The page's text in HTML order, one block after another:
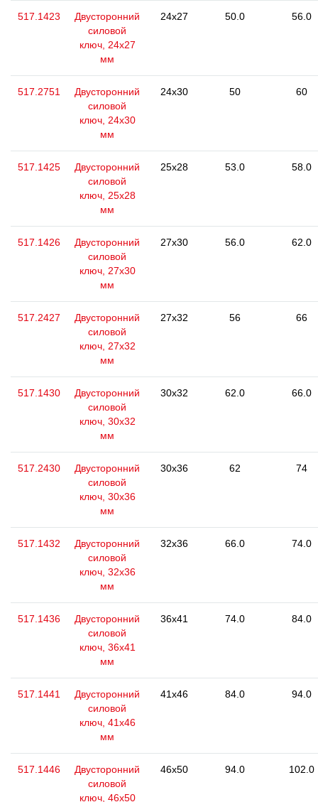
517.1423
Двусторонний
силовой
ключ, 24x27
мм
24x27 50.0 56.0
517.2751
Двусторонний
силовой
ключ, 24x30
мм
24x30 50 60
517.1425
Двусторонний
силовой
ключ, 25x28
мм
25x28 53.0 58.0
517.1426
Двусторонний
силовой
ключ, 27x30
мм
27x30 56.0 62.0
517.2427
Двусторонний
силовой
ключ, 27x32
мм
27x32 56 66
517.1430
Двусторонний
силовой
ключ, 30x32
мм
30x32 62.0 66.0
517.2430
Двусторонний
силовой
ключ, 30x36
мм
30x36 62 74
517.1432
Двусторонний
силовой
ключ, 32x36
мм
32x36 66.0 74.0
517.1436
Двусторонний
силовой
ключ, 36х41
мм
36x41 74.0 84.0
517.1441
Двусторонний
силовой
ключ, 41x46
мм
41x46 84.0 94.0
517.1446
Двусторонний
силовой
ключ, 46x50
46x50 94.0 102.0